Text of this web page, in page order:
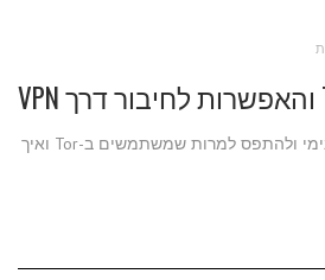
איך אפשר להפיץ מידע אנונימי ולהתפס למרות שמשתמשים ב-Tor ואיך